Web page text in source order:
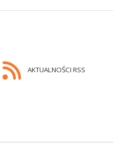
AKTUALNOŚCI RSS